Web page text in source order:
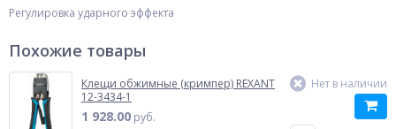
Регулировка ударного эффекта
Похожие товары
Клещи обжимные (кримпер) REXANT
12-3434-1
1 928.00 руб.
Нет в наличии